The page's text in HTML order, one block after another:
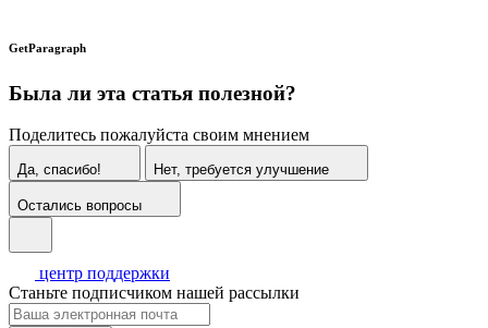
GetParagraph
Была ли эта статья полезной?
Поделитесь пожалуйста своим мнением
Да, спасибо! Нет, требуется улучшение
Остались вопросы
центр поддержки
Станьте подписчиком нашей рассылки